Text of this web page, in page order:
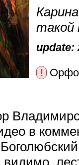
такой
update:
!
в